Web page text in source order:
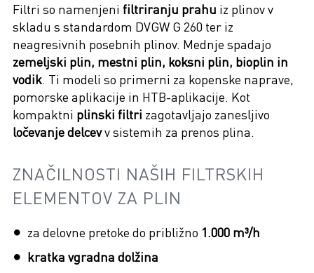
Filtri so namenjeni filtriranju prahu iz plinov v
skladu s standardom DVGW G 260 ter iz
neagresivnih posebnih plinov. Mednje spadajo
zemeljski plin, mestni plin, koksni plin, bioplin in
vodik. Ti modeli so primerni za kopenske naprave,
pomorske aplikacije in HTB-aplikacije. Kot
kompaktni plinski filtri zagotavljajo zanesljivo
ločevanje delcevv sistemih za prenos plina.
ZNAČILNOSTI NAŠIH FILTRSKIH
ELEMENTOV ZA PLIN
za delovne pretoke do približno 1.000 m³/h
kratka vgradna dolžina